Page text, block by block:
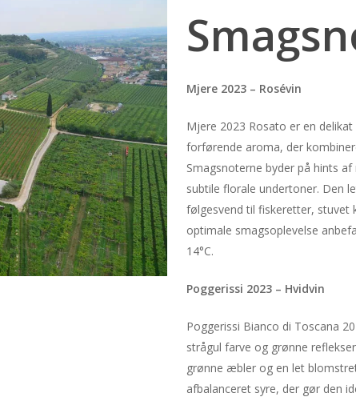
Mjere 2023 – Rosévin
Mjere 2023 Rosato er en
forførende aroma, der
Smagsnoterne byder på hints
subtile florale undertoner. Den
følgesvend til fiskeretter, stuvet
optimale smagsoplevelse
14°C.
Poggerissi 2023 – Hvidvin
Poggerissi Bianco di Toscana
strågul farve og grønne
grønne æbler og en let
afbalanceret syre, der gør den